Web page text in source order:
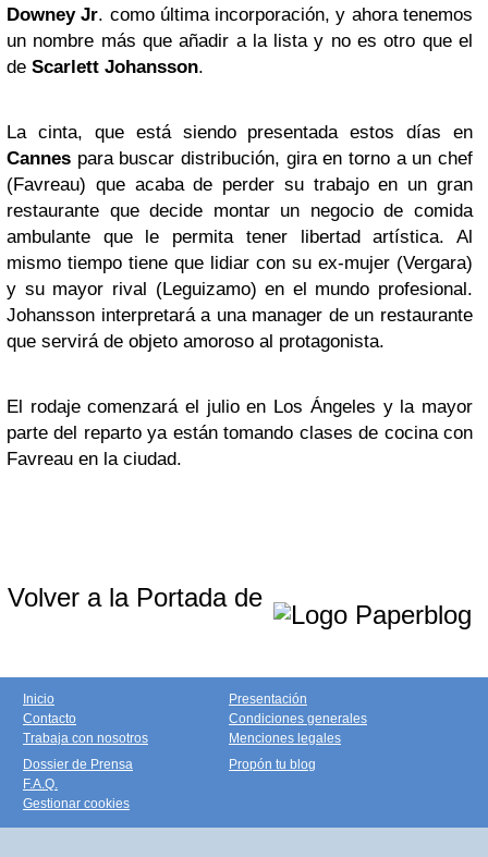
Downey Jr. como última incorporación, y ahora tenemos
un nombre más que añadir a la lista y no es otro que el
de Scarlett Johansson.
La cinta, que está siendo presentada estos días en
Cannes para buscar distribución, gira en torno a un chef
(Favreau) que acaba de perder su trabajo en un gran
restaurante que decide montar un negocio de comida
ambulante que le permita tener libertad artística. Al
mismo tiempo tiene que lidiar con su ex-mujer (Vergara)
y su mayor rival (Leguizamo) en el mundo profesional.
Johansson interpretará a una manager de un restaurante
que servirá de objeto amoroso al protagonista.
El rodaje comenzará el julio en Los Ángeles y la mayor
parte del reparto ya están tomando clases de cocina con
Favreau en la ciudad.
Volver a la Portada de
Inicio
Contacto
Trabaja con nosotros
Presentación
Condiciones generales
Menciones legales
Dossier de Prensa
F.A.Q.
Gestionar cookies
Propón tu blog